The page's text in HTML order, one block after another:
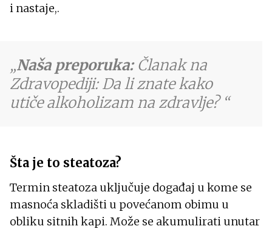
i nastaje,.
Naša preporuka:Članak na
Zdravopediji: Da li znate kako
utiče alkoholizam na zdravlje?
Šta je to steatoza?
Termin steatoza uključuje događaj u kome se
masnoća skladišti u povećanom obimu u
obliku sitnih kapi. Može se akumulirati unutar